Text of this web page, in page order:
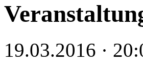
19.03.2016 ·